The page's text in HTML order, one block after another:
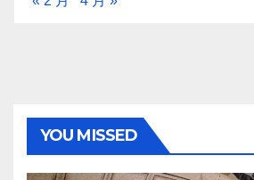
YOU MISSED